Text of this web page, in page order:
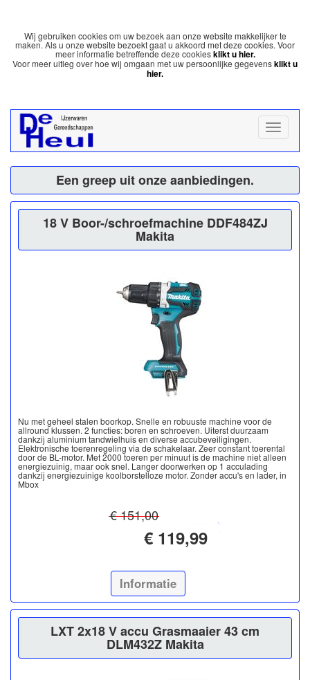
Wij gebruiken cookies om uw bezoek aan onze website makkelijker te
maken. Als u onze website bezoekt gaat u akkoord met deze cookies. Voor
meer informatie betreffende deze cookiesklikt u hier.
Voor meer uitleg over hoe wij omgaan met uw persoonlijke gegevensklikt u
hier.
Een greep uit onze aanbiedingen.
18 V Boor-/schroefmachine DDF484ZJ
Makita
Nu met geheel stalen boorkop. Snelle en robuuste machine voor de
allround klussen. 2 functies: boren en schroeven. Uiterst duurzaam
dankzij aluminium tandwielhuis en diverse accubeveiligingen.
Elektronische toerenregeling via de schakelaar. Zeer constant toerental
door de BL-motor. Met 2000 toeren per minuut is de machine niet alleen
energiezuinig, maar ook snel. Langer doorwerken op 1 acculading
dankzij energiezuinige koolborstelloze motor. Zonder accu's en lader, in
Mbox
€ 151,00
€ 119,99
Informatie
LXT 2x18 V accu Grasmaaier 43 cm
DLM432Z Makita